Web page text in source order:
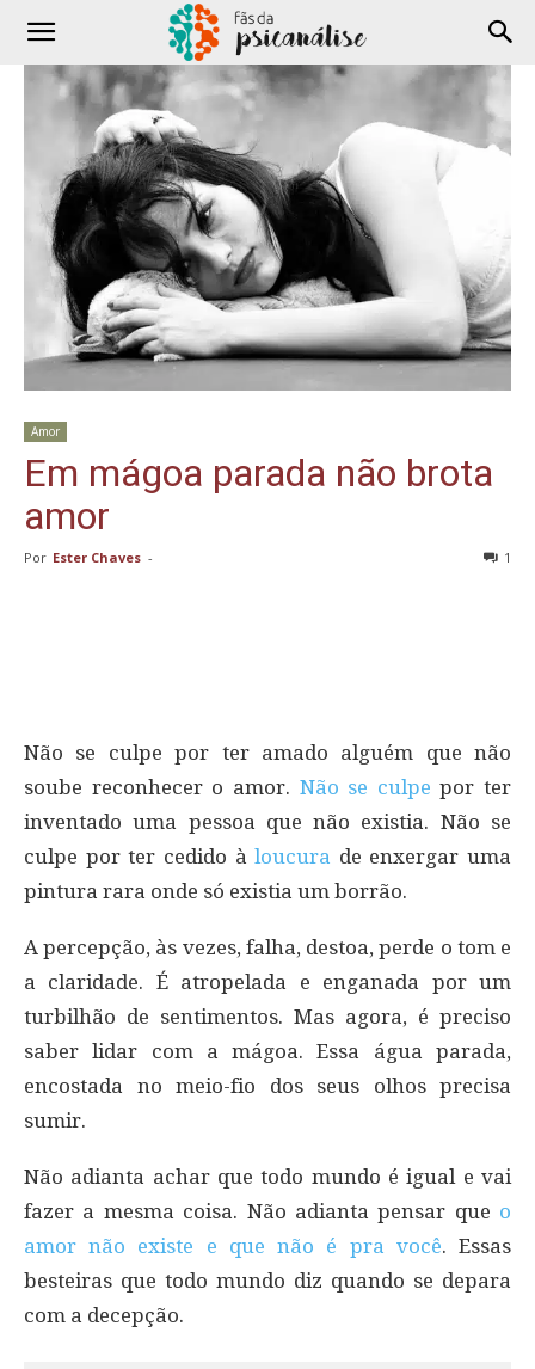
Amor
Em mágoa parada não brota
amor
Por Ester Chaves - 1
Não se culpe por ter amado alguém que não
soube reconhecer o amor. Não se culpe por ter
inventado uma pessoa que não existia. Não se
culpe por ter cedido àloucura de enxergar uma
pintura rara onde só existia um borrão.
A percepção, às vezes, falha, destoa, perde o tom e
a claridade. É atropelada e enganada por um
turbilhão de sentimentos. Mas agora, é preciso
saber lidar com a mágoa. Essa água parada,
encostada no meio-fio dos seus olhos precisa
sumir.
Não adianta achar que todo mundo é igual e vai
fazer a mesma coisa. Não adianta pensar que o
amor não existe e que não é pra você. Essas
besteiras que todo mundo diz quando se depara
com a decepção.